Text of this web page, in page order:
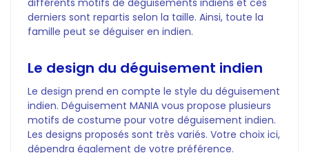
derniers sont repartis selon la taille. Ainsi, toute la
famille peut se déguiser en indien.
Le design du déguisement indien
Le design prend en compte le style du déguisement
indien. Déguisement MANIA vous propose plusieurs
motifs de costume pour votre déguisement indien.
Les designs proposés sont très variés. Votre choix ici,
dépendra également de votre préférence.